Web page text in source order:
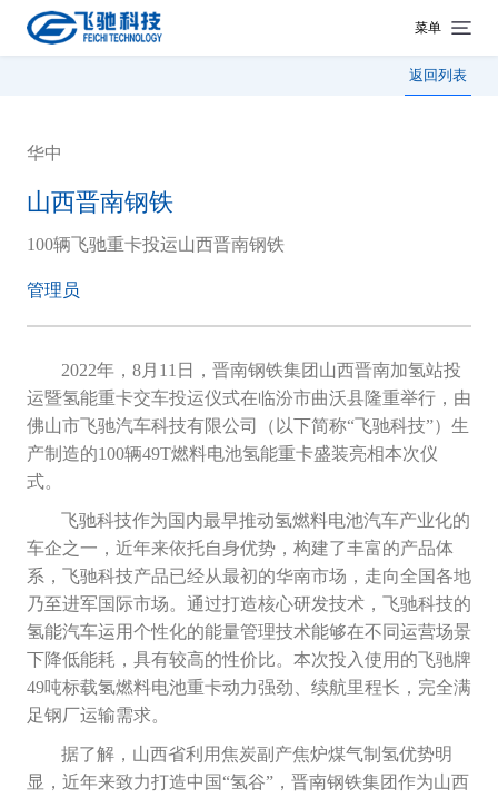
菜单
返回列表
华中
山西晋南钢铁
100辆飞驰重卡投运山西晋南钢铁
管理员
2022年，8月11日，晋南钢铁集团山西晋南加氢站投
运暨氢能重卡交车投运仪式在临汾市曲沃县隆重举行，由
佛山市飞驰汽车科技有限公司（以下简称“飞驰科技”）生
产制造的100辆49T燃料电池氢能重卡盛装亮相本次仪
式。
飞驰科技作为国内最早推动氢燃料电池汽车产业化的
车企之一，近年来依托自身优势，构建了丰富的产品体
系，飞驰科技产品已经从最初的华南市场，走向全国各地
乃至进军国际市场。通过打造核心研发技术，飞驰科技的
氢能汽车运用个性化的能量管理技术能够在不同运营场景
下降低能耗，具有较高的性价比。本次投入使用的飞驰牌
49吨标载氢燃料电池重卡动力强劲、续航里程长，完全满
足钢厂运输需求。
据了解，山西省利用焦炭副产焦炉煤气制氢优势明
显，近年来致力打造中国“氢谷”，晋南钢铁集团作为山西